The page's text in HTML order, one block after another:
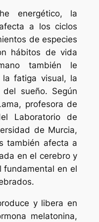
energético, la
a los ciclos
de especies
hábitos de vida
también le
la fatiga visual, la
sueño. Según
profesora de
Laboratorio de
de Murcia,
también afecta a
en el cerebro y
fundamental en el
y libera en
melatonina,